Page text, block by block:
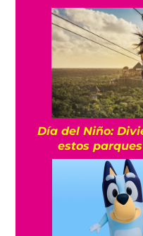
Día del Niño:
estos